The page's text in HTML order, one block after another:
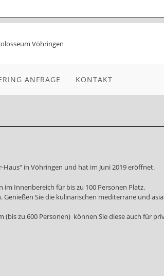
ANFRAGE KONTAKT
in Vöhringen und hat im Juni 2019 eröffnet.
Innenbereich für bis zu 100 Personen Platz.
Sie die kulinarischen mediterrane und
zu 600 Personen) können Sie diese auch für